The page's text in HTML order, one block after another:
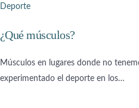
Deporte
¿Qué músculos?
Músculos en lugares donde no
experimentado el deporte en los…